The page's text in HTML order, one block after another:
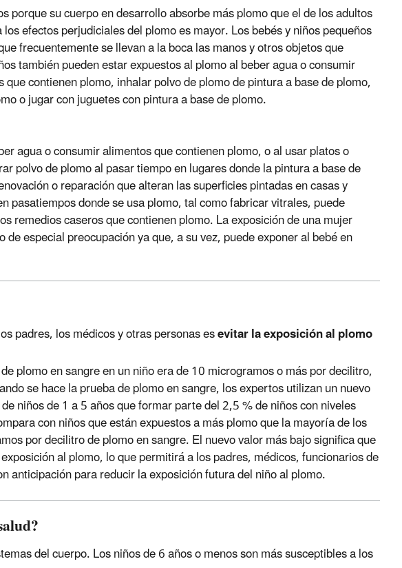
su cuerpo en desarrollo absorbe más plomo que el de los adultos
efectos perjudiciales del plomo es mayor. Los bebés y niños pequeños
frecuentemente se llevan a la boca las manos y otros objetos que
también pueden estar expuestos al plomo al beber agua o consumir
contienen plomo, inhalar polvo de plomo de pintura a base de plomo,
o jugar con juguetes con pintura a base de plomo.
agua o consumir alimentos que contienen plomo, o al usar platos o
polvo de plomo al pasar tiempo en lugares donde la pintura a base de
o reparación que alteran las superficies pintadas en casas y
pasatiempos donde se usa plomo, tal como fabricar vitrales, puede
remedios caseros que contienen plomo. La exposición de una mujer
especial preocupación ya que, a su vez, puede exponer al bebé en
padres, los médicos y otras personas esevitar la exposición al plomo
plomo en sangre en un niño era de 10 microgramos o más por decilitro,
se hace la prueba de plomo en sangre, los expertos utilizan un nuevo
niños de 1 a 5 años que formar parte del 2,5 % de niños con niveles
con niños que están expuestos a más plomo que la mayoría de los
por decilitro de plomo en sangre. El nuevo valor más bajo significa que
al plomo, lo que permitirá a los padres, médicos, funcionarios de
anticipación para reducir la exposición futura del niño al plomo.
del cuerpo. Los niños de 6 años o menos son más susceptibles a los